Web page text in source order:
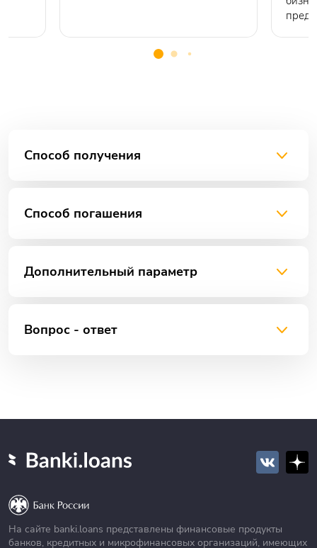
Способ получения
Способ погашения
Дополнительный параметр
Вопрос - ответ
На сайте banki.loans представлены финансовые продукты
банков, кредитных и микрофинансовых организаций, имеющих